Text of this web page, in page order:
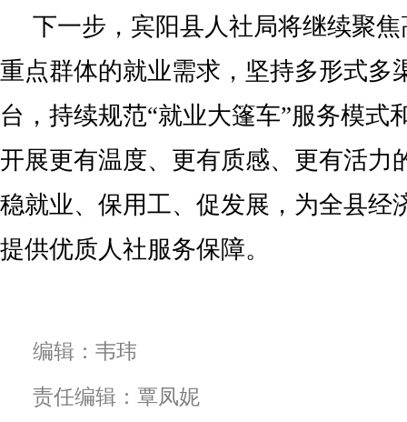
下一步，宾阳县人社局将继续聚
重点群体的就业需求，坚持多形式多
台，持续规范“就业大篷车”服务模式
开展更有温度、更有质感、更有活力
稳就业、保用工、促发展，为全县经
提供优质人社服务保障。
编辑：韦玮
责任编辑：覃凤妮